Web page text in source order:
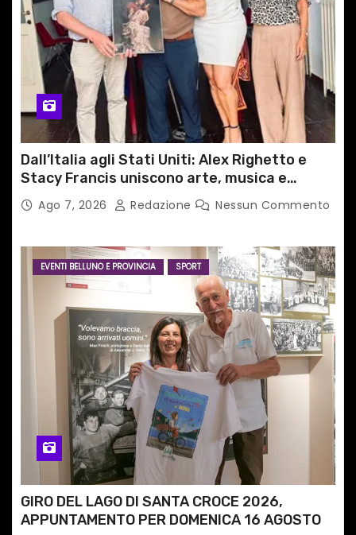
Dall’Italia agli Stati Uniti: Alex Righetto e
Stacy Francis uniscono arte, musica e
tecnologia in un nuovo progetto
internazionale”
Ago 7, 2026 Redazione Nessun Commento
EVENTI BELLUNO E PROVINCIA SPORT
GIRO DEL LAGO DI SANTA CROCE 2026,
APPUNTAMENTO PER DOMENICA 16 AGOSTO